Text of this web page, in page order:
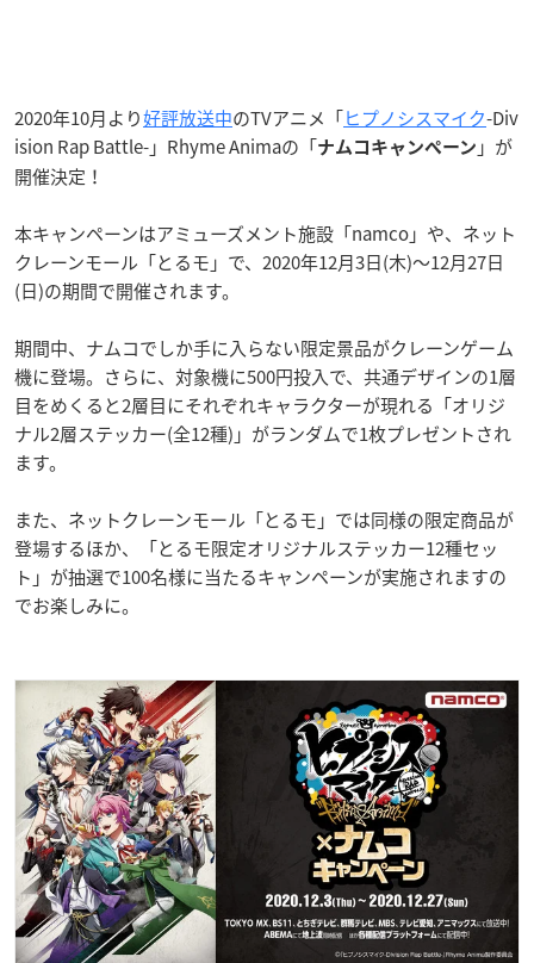
2020年10月より好評放送中のTVアニメ「ヒプノシスマイク-Div
ision Rap Battle-」Rhyme Animaの「ナムコキャンペーン 」が
開催決定！
本キャンペーンはアミューズメント施設「namco」や、ネット
クレーンモール「とるモ」で、2020年12月3日(木)～12月27日
(日)の期間で開催されます。
期間中、ナムコでしか手に入らない限定景品がクレーンゲーム
機に登場。さらに、対象機に500円投入で、共通デザインの1層
目をめくると2層目にそれぞれキャラクターが現れる「オリジ
ナル2層ステッカー(全12種)」がランダムで1枚プレゼントされ
ます。
また、ネットクレーンモール「とるモ」では同様の限定商品が
登場するほか、「とるモ限定オリジナルステッカー12種セッ
ト」が抽選で100名様に当たるキャンペーンが実施されますの
でお楽しみに。